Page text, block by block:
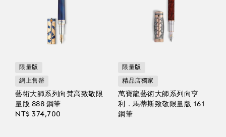
限量版
網上售罄
藝術大師系列向梵高致敬限
量版 888 鋼筆
NT$ 374,700
限量版
精品店獨家
萬寶龍藝術大師系列向亨
利．馬蒂斯致敬限量版 161
鋼筆